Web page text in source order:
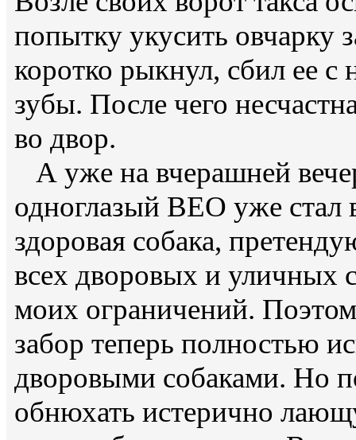
попытку укусить овчарку
коротко рыкнул, сбил ее с
зубы. После чего
во двор.
А уже на вчерашней
одноглазый ВЕО уже стал
здоровая собака,
всех дворовых и уличных
моих ограничений.
забор теперь полностью
дворовыми собаками. Но
обнюхать истерично